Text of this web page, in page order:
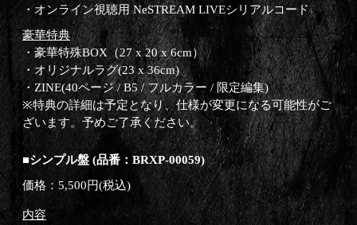
・オンライン視聴用 NeSTREAM LIVEシリアルコード
豪華特典
・豪華特殊BOX（27 x 20 x 6cm）
・オリジナルラグ(23 x 36cm)
・ZINE(40ページ / B5 / フルカラー / 限定編集)
※特典の詳細は予定となり、仕様が変更になる可能性がご
ざいます。予めご了承ください。
■シンプル盤 (品番：BRXP-00059)
価格：5,500円(税込)
内容